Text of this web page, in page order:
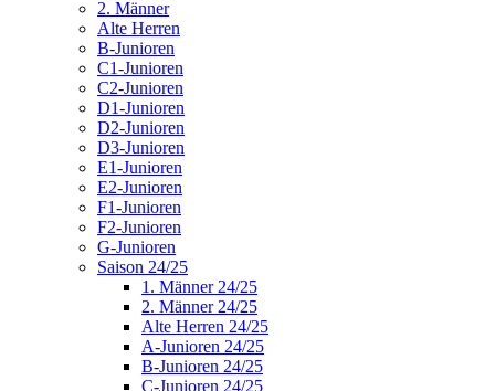
2. Männer
Alte Herren
B-Junioren
C1-Junioren
C2-Junioren
D1-Junioren
D2-Junioren
D3-Junioren
E1-Junioren
E2-Junioren
F1-Junioren
F2-Junioren
G-Junioren
Saison 24/25
1. Männer 24/25
2. Männer 24/25
Alte Herren 24/25
A-Junioren 24/25
B-Junioren 24/25
C-Junioren 24/25